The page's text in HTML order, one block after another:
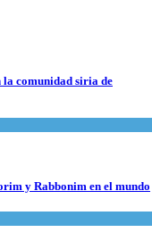
la comunidad siria de
y Rabbonim en el mundo